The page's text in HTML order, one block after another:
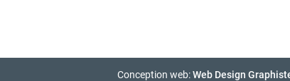
Conception web:Web Design